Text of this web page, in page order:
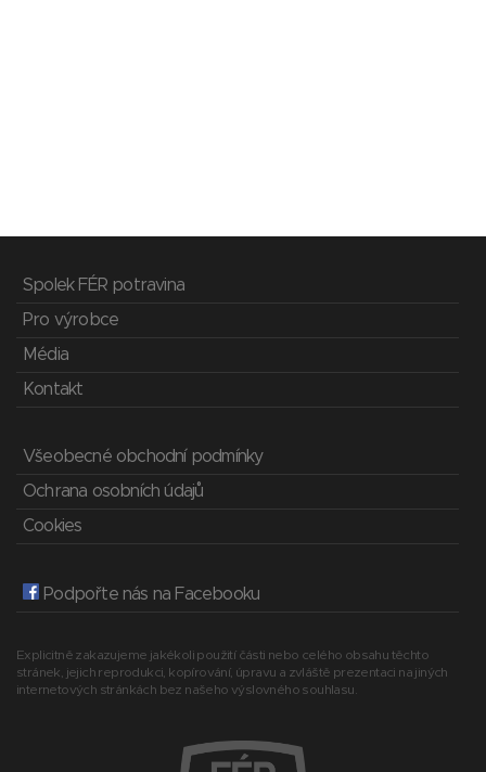
Spolek FÉR potravina
Pro výrobce
Média
Kontakt
Všeobecné obchodní podmínky
Ochrana osobních údajů
Cookies
Podpořte nás na Facebooku
Explicitně zakazujeme jakékoli použití části nebo celého obsahu těchto
stránek, jejich reprodukci, kopírování, úpravu a zvláště prezentaci na jiných
internetových stránkách bez našeho výslovného souhlasu.